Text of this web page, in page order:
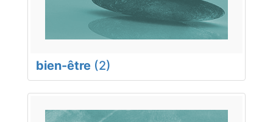
bien-être (2)